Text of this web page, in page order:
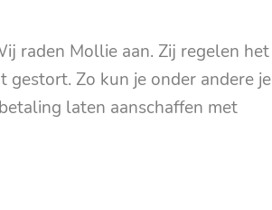
raden Mollie aan. Zij regelen het
Zo kun je onder andere je
laten aanschaffen met